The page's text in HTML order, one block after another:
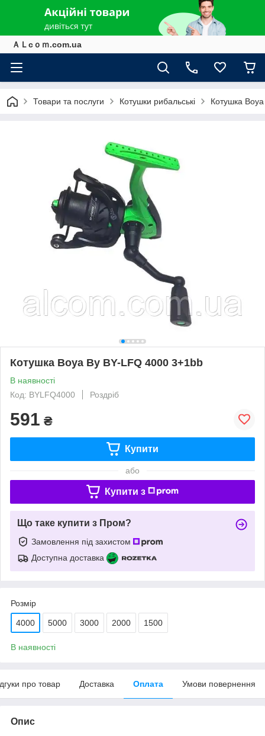
ＡＬcｏｍ.com.ua
Товари та послуги Котушки рибальські Котушка
Котушка Boya By BY-LFQ 4000 3+1bb
В наявності
Код: BYLFQ4000
Роздріб
591 ₴
Купити
або
Купити з
Що таке купити з Пром?
Замовлення під захистом
Доступна доставка
Розмір
4000 5000 3000 2000 1500
В наявності
про товар Доставка Оплата Умови повернення
Опис